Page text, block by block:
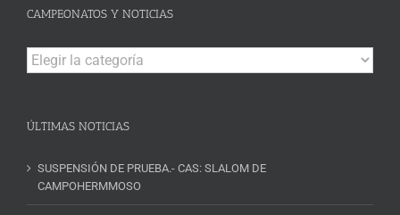
CAMPEONATOS Y NOTICIAS
Campeonatos
y
ÚLTIMAS NOTICIAS
SUSPENSIÓN DE PRUEBA.- CAS: SLALOM DE
CAMPOHERMMOSO